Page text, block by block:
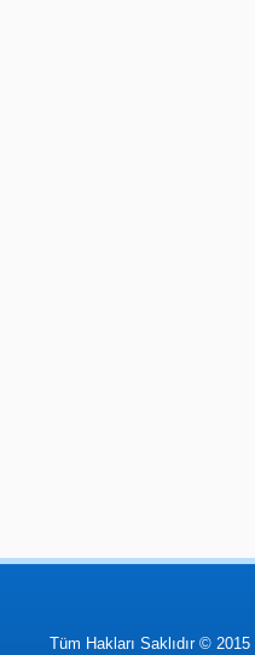
Tüm Hakları Saklıdır © 2015